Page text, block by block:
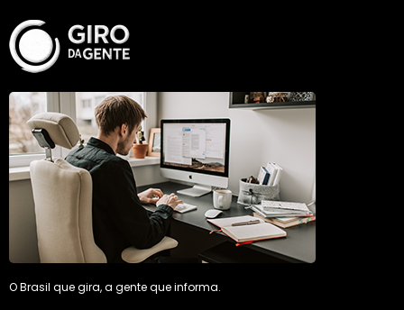
O Brasil que gira, a gente que informa.